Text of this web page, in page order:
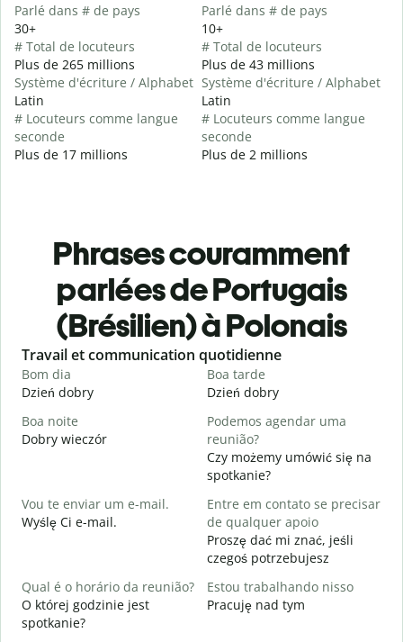
Parlé dans # de pays
30+
# Total de locuteurs
Plus de 265 millions
Système d'écriture / Alphabet
Latin
# Locuteurs comme langue
seconde
Plus de 17 millions
Parlé dans # de pays
10+
# Total de locuteurs
Plus de 43 millions
Système d'écriture / Alphabet
Latin
# Locuteurs comme langue
seconde
Plus de 2 millions
Phrases couramment
parlées de Portugais
(Brésilien) à Polonais
Slide 1 of 6
Travail et communication quotidienne
Bom dia
Dzień dobry
Boa tarde
Dzień dobry
Boa noite
Dobry wieczór
Podemos agendar uma
reunião?
Czy możemy umówić się na
spotkanie?
Vou te enviar um e-mail.
Wyślę Ci e-mail.
Entre em contato se precisar
de qualquer apoio
Proszę dać mi znać, jeśli
czegoś potrzebujesz
Qual é o horário da reunião?
O której godzinie jest
spotkanie?
Estou trabalhando nisso
Pracuję nad tym